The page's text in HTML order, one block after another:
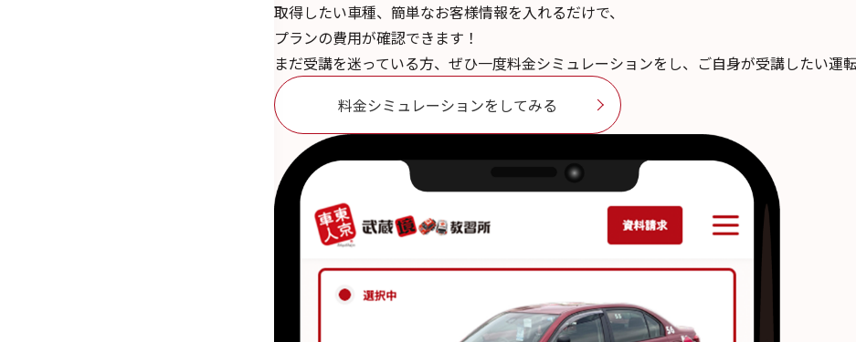
取得したい車種、簡単なお客様情報を入れるだけで、
プランの費用が確認できます！
まだ受講を迷っている方、ぜひ一度料金シミュレーションをし、ご自身が受講したい運
料金シミュレーションをしてみる